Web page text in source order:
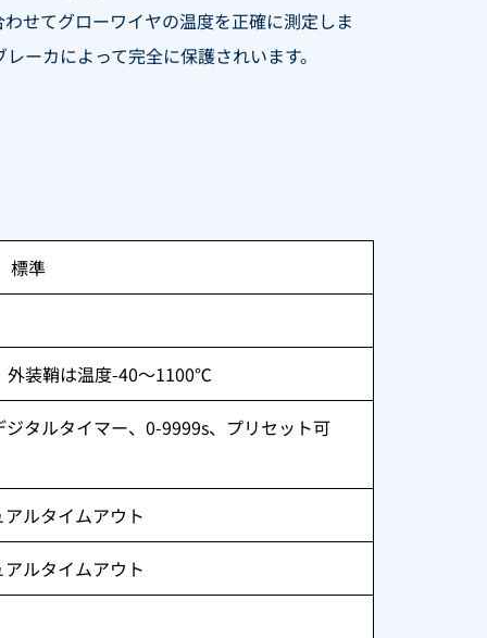
せてグローワイヤの温度を正確に測定しま
ーカによって完全に保護されいます。
標準
外装鞘は温度-40〜1100℃
タルタイマー、0-9999s、プリセット可
ルタイムアウト
ルタイムアウト